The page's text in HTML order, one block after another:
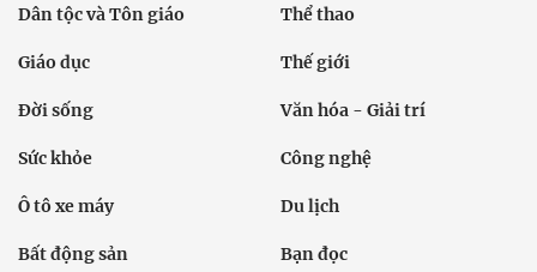
Dân tộc và Tôn giáo Thể thao
Giáo dục Thế giới
Đời sống Văn hóa - Giải trí
Sức khỏe Công nghệ
Ô tô xe máy Du lịch
Bất động sản Bạn đọc